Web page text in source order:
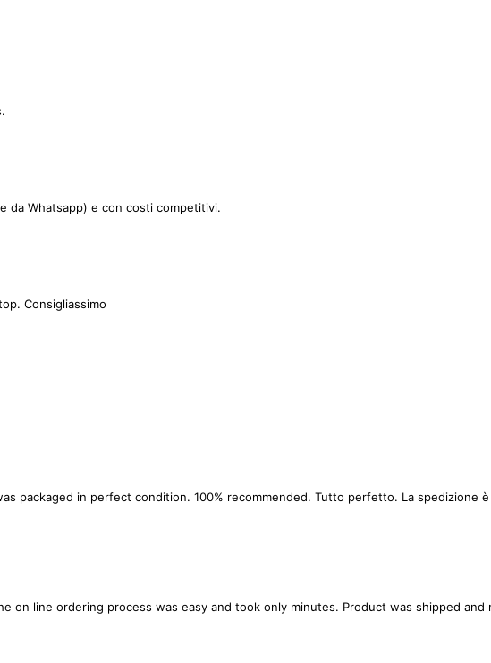
da Whatsapp) e con costi competitivi.
Consigliassimo
packaged in perfect condition. 100% recommended. Tutto perfetto. La spedizione
on line ordering process was easy and took only minutes. Product was shipped and